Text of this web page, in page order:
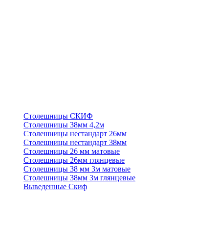
Столешницы СКИФ
Столешницы 38мм 4,2м
Столешницы нестандарт 26мм
Столешницы нестандарт 38мм
Столешницы 26 мм матовые
Столешницы 26мм глянцевые
Столешницы 38 мм 3м матовые
Столешницы 38мм 3м глянцевые
Выведенные Скиф